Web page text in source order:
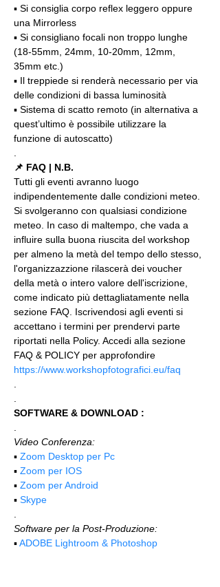
▪️ Si consiglia corpo reflex leggero oppure
una Mirrorless
▪️ Si consigliano focali non troppo lunghe
(18-55mm, 24mm, 10-20mm, 12mm,
35mm etc.)
▪️ Il treppiede si renderà necessario per via
delle condizioni di bassa luminosità
▪️ Sistema di scatto remoto (in alternativa a
quest’ultimo è possibile utilizzare la
funzione di autoscatto)
📌 FAQ | N.B.
Tutti gli eventi avranno luogo
indipendentemente dalle condizioni meteo.
Si svolgeranno con qualsiasi condizione
meteo. In caso di maltempo, che vada a
influire sulla buona riuscita del workshop
per almeno la metà del tempo dello stesso,
l'organizzazzione rilascerà dei voucher
della metà o intero valore dell'iscrizione,
come indicato più dettagliatamente nella
sezione FAQ. Iscrivendosi agli eventi si
accettano i termini per prendervi parte
riportati nella Policy. Accedi alla sezione
FAQ & POLICY per approfondire
https://www.workshopfotografici.eu/faq
SOFTWARE & DOWNLOAD :
Video Conferenza:
▪️ Zoom Desktop per Pc
▪️ Zoom per IOS
▪️ Zoom per Android
▪️ Skype
Software per la Post-Produzione:
▪️ ADOBE Lightroom & Photoshop